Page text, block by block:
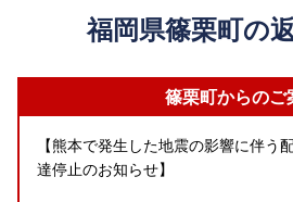
福岡県篠栗町の
篠栗町からのご
【熊本で発生した地震の影響に伴う
達停止のお知らせ】